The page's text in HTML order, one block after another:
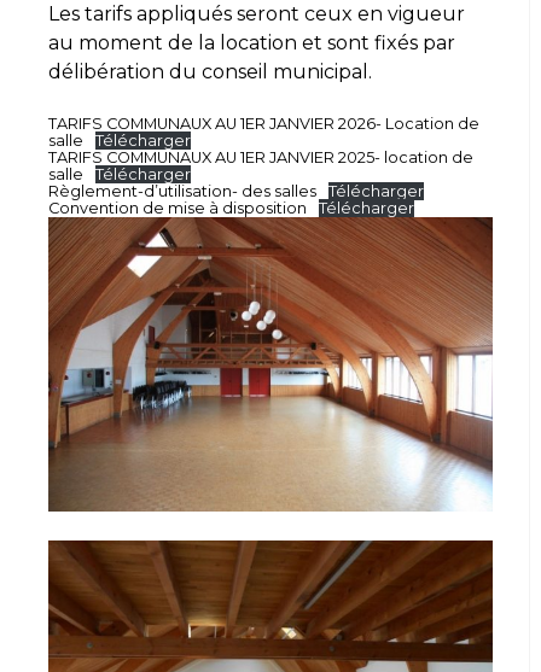
Les tarifs appliqués seront ceux en vigueur
au moment de la location et sont fixés par
délibération du conseil municipal.
TARIFS COMMUNAUX AU 1ER JANVIER 2026- Location de
salle
Télécharger
TARIFS COMMUNAUX AU 1ER JANVIER 2025- location de
salle
Télécharger
Règlement-d’utilisation- des salles
Télécharger
Convention de mise à disposition
Télécharger